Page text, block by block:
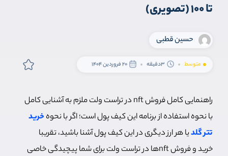
تا 100 (تصویری)
حسین قطبی
متوسط 3دقیقه 20 فروردین 1404
راهنمایی کامل فروش nft در تراست ولت ملزم به آشنایی کامل
با نحوه استفاده از برنامه این کیف پول است؛ اگر با نحوه خرید
تتر گلدیا هر ارز دیگری در این کیف پول آشنا باشید، تقریبا
خرید و فروش nftها در تراست ولت برای شما پیچیدگی خاصی